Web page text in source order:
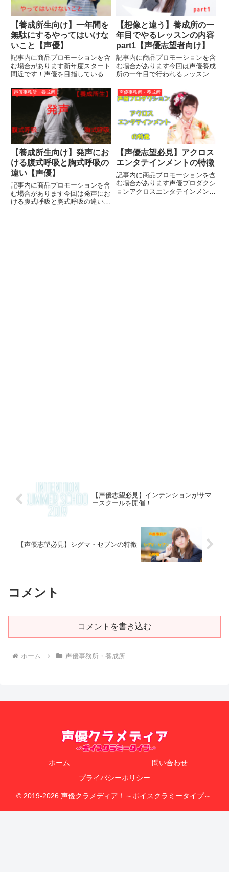
【養成所生向け】一年間を
無駄にするやってはいけな
いこと【声優】
記事内に商品プロモーションを含
む場合があります新年度スタート
間近です！声優を目指している方
る時期ですね。養成所や専門学校
で結果を出すには日々の過ごし方
が非常に大事になります。間違っ
た過ごし方をしてしまうと時間
【想像と違う】養成所の一
年目でやるレッスンの内容
part1【声優志望者向け】
記事内に商品プロモーションを含
む場合があります今回は声優養成
所の一年目で行われるレッスンの
メージからアフレコや声での芝居
をするんだろーな－と思っている
方が多いと思います。実際、アフ
レコをすることはほぼありませ
ん...
声優事務所・養成所
【養成所生向け】発声にお
ける腹式呼吸と胸式呼吸の
違い【声優】
記事内に商品プロモーションを含
む場合があります今回は発声にお
ける腹式呼吸と胸式呼吸の違いに
声優事務所・養成所
【声優志望必見】アクロス
エンタテインメントの特徴
記事内に商品プロモーションを含
む場合があります声優プロダクシ
ョンアクロスエンタテインメント
【声優志望必見】インテンションがサマ
ースクールを開催！
【声優志望必見】シグマ・セブンの特徴
コメント
コメントを書き込む
ホーム 声優事務所・養成所
ホーム
問い合わせ
プライバシーポリシー
© 2019-2026 声優クラメディア！～ボイスクラミータイプ～.